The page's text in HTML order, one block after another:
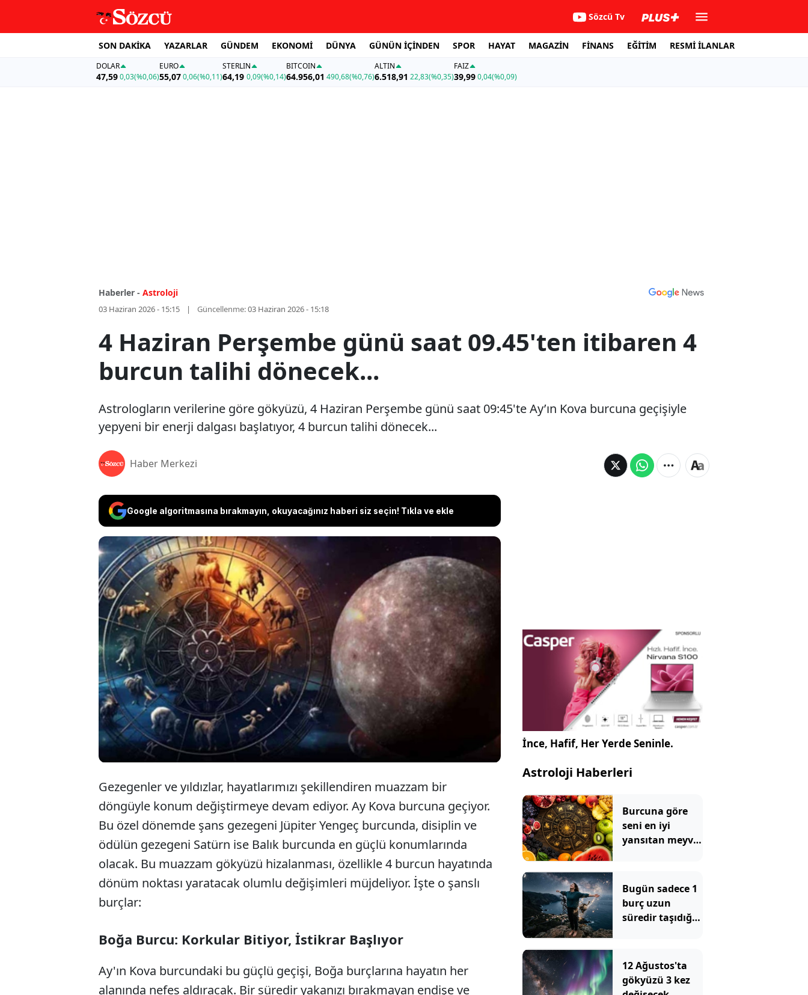
Sözcü Tv
SON DAKİKA YAZARLAR GÜNDEM EKONOMİ DÜNYA GÜNÜN İÇİNDEN SPOR HAYAT MAGAZİN FİNANS EĞİTİM RESMİ İLANLAR
DOLAR
47,590,03(%0,06)
EURO
55,07 0,06(%0,11)
STERLIN
64,19 0,09(%0,14)
BITCOIN
64.956,01 490,68(%0,76)
ALTIN
6.518,91 22,83(%0,35)
FAİZ
39,990,04(%0,09)
Haberler - Astroloji
03 Haziran 2026 - 15:15 Güncellenme:03 Haziran 2026 - 15:18
4 Haziran Perşembe günü saat 09.45'ten itibaren 4
burcun talihi dönecek...
Astrologların verilerine göre gökyüzü, 4 Haziran Perşembe günü saat 09:45'te Ay’ın Kova burcuna geçişiyle
yepyeni bir enerji dalgası başlatıyor, 4 burcun talihi dönecek...
Haber Merkezi
Google algoritmasına bırakmayın, okuyacağınız haberi siz seçin! Tıkla ve ekle
Astrologların verilerine göre gökyüzü, 4 Haziran
Perşembe günü saat 09:45'te Ay’ın Kova burcuna geçişiyle
yepyeni bir enerji dalgası başlatıyor, 4 burcun talihi
dönecek...
Gezegenler ve yıldızlar, hayatlarımızı şekillendiren muazzam bir
döngüyle konum değiştirmeye devam ediyor. Ay Kova burcuna geçiyor.
Bu özel dönemde şans gezegeni Jüpiter Yengeç burcunda, disiplin ve
ödülün gezegeni Satürn ise Balık burcunda en güçlü konumlarında
olacak. Bu muazzam gökyüzü hizalanması, özellikle 4 burcun hayatında
dönüm noktası yaratacak olumlu değişimleri müjdeliyor. İşte o şanslı
burçlar:
Boğa Burcu: Korkular Bitiyor, İstikrar Başlıyor
Ay'ın Kova burcundaki bu güçlü geçişi, Boğa burçlarına hayatın her
alanında nefes aldıracak. Bir süredir yakanızı bırakmayan endişe ve
İnce, Hafif, Her Yerde Seninle.
Astroloji Haberleri
Burcuna göre
seni en iyi
yansıtan meyve
Bugün sadece 1
burç uzun
süredir taşıdığı
kurtulacak
12 Ağustos'ta
gökyüzü 3 kez